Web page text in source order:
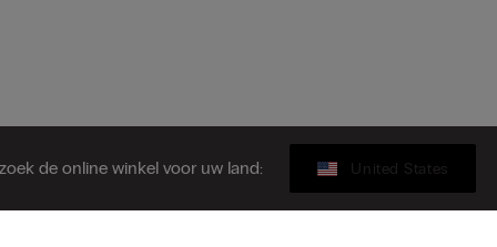
de online winkel voor uw land: United States